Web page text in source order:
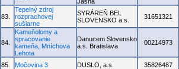
83.
Tepelný zdroj
rozprachovej
sušiarne
SYRÁREŇ BEL
SLOVENSKO a.s.
31651321
84.
Kameňolomy a
spracovanie
kameňa, Mníchova
Lehota
Danucem Slovensko
a.s. Bratislava
00214973
85. Močovina 3 DUSLO, a.s. 35826487